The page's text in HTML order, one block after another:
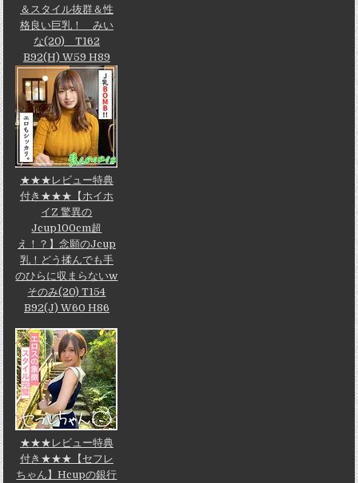
＆スタイル抜群＆性
格良い巨乳！ みい
な(20) T162
B92(H) W59 H89
★★★レビュー特典
付き★★★【ホイホ
イZ 驚異の
Jcup100cm超
え！？】念願のJcup
乳！どう揉んでも手
のひらに収まらないw
そのみ(20) T154
B92(J) W60 H86
★★★レビュー特典
付き★★★【セフレ
ちゃん】Hcupの銀行